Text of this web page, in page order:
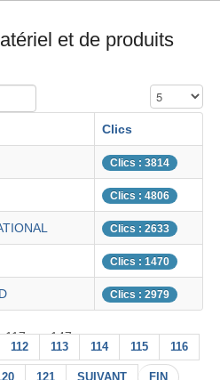
et de produits
Affichage #
Clics
Clics : 3814
Clics : 4806
Clics : 2633
Clics : 1470
Clics : 2979
117 sur 147
112 113 114 115 116